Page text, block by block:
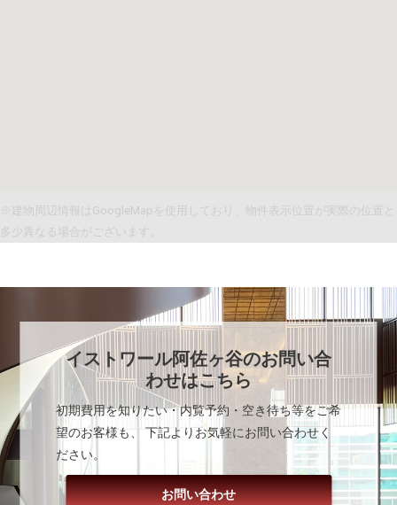
※建物周辺情報はGoogleMapを使用しており、物件表示位置が実際の位置と
多少異なる場合がございます。
イストワール阿佐ヶ谷のお問い合
わせはこちら
初期費用を知りたい・内覧予約・空き待ち等をご希
望のお客様も、 下記よりお気軽にお問い合わせく
ださい。
お問い合わせ